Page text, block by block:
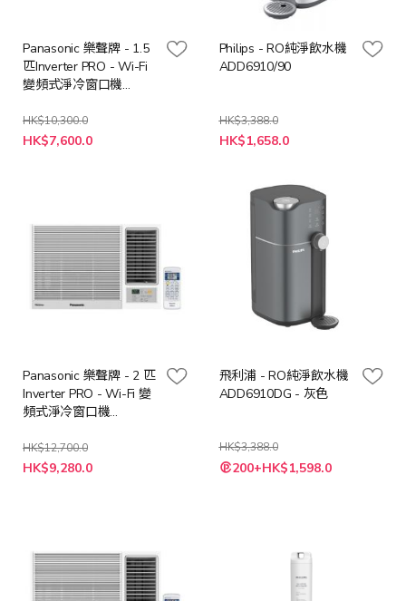
Panasonic 樂聲牌 - 1.5
匹Inverter PRO - Wi-Fi
變頻式淨冷窗口機
HK$10,300.0
特
殊
HK$7,600.0
Philips - RO純淨飲水機
ADD6910/90
HK$3,388.0
特
殊
HK$1,658.0
Panasonic 樂聲牌 - 2 匹
Inverter PRO - Wi-Fi 變
頻式淨冷窗口機
HK$12,700.0
特
殊
HK$9,280.0
飛利浦 - RO純淨飲水機
ADD6910DG - 灰色
HK$3,388.0
特
殊 200+HK$1,598.0